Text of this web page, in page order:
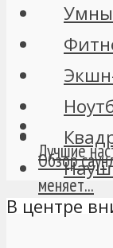
Лучшие
Обзор
меняет...
В центре